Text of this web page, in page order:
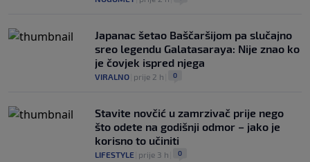
Japanac šetao Baščaršijom pa slučajno
sreo legendu Galatasaraya: Nije znao ko
je čovjek ispred njega
VIRALNO prije 2 h 0
Stavite novčić u zamrzivač prije nego
što odete na godišnji odmor – jako je
korisno to učiniti
LIFESTYLE prije 3 h 0